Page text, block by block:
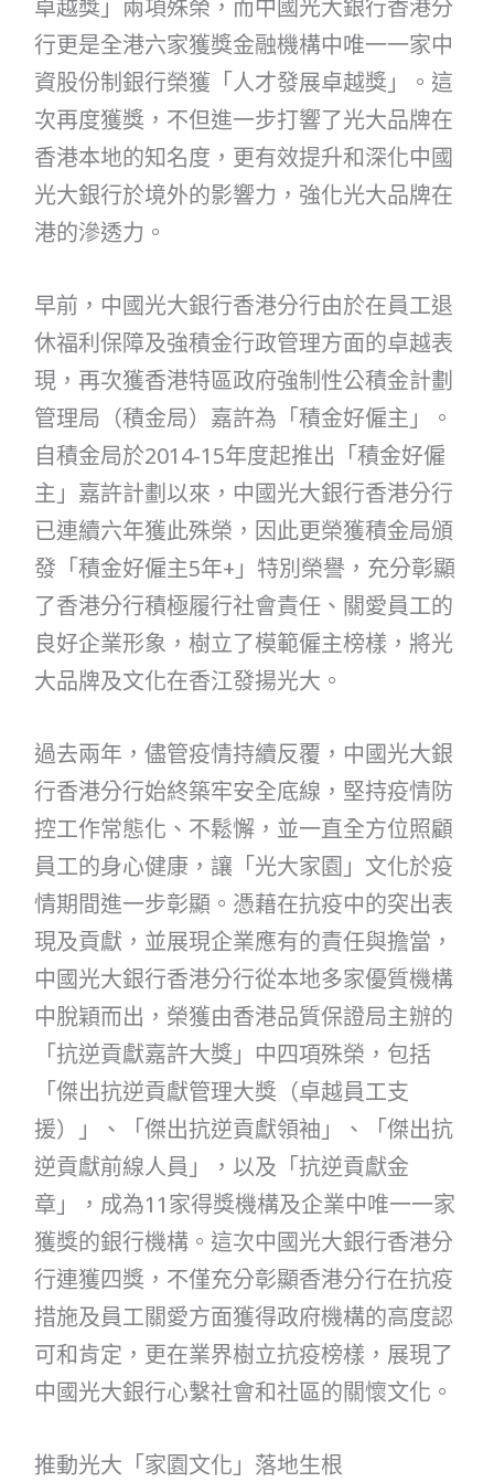
卓越獎」兩項殊榮，而中國光大銀行香港分
行更是全港六家獲獎金融機構中唯一一家中
資股份制銀行榮獲「人才發展卓越獎」。這
次再度獲獎，不但進一步打響了光大品牌在
香港本地的知名度，更有效提升和深化中國
光大銀行於境外的影響力，強化光大品牌在
港的滲透力。
早前，中國光大銀行香港分行由於在員工退
休福利保障及強積金行政管理方面的卓越表
現，再次獲香港特區政府強制性公積金計劃
管理局（積金局）嘉許為「積金好僱主」。
自積金局於2014-15年度起推出「積金好僱
主」嘉許計劃以來，中國光大銀行香港分行
已連續六年獲此殊榮，因此更榮獲積金局頒
發「積金好僱主5年+」特別榮譽，充分彰顯
了香港分行積極履行社會責任、關愛員工的
良好企業形象，樹立了模範僱主榜樣，將光
大品牌及文化在香江發揚光大。
過去兩年，儘管疫情持續反覆，中國光大銀
行香港分行始終築牢安全底線，堅持疫情防
控工作常態化、不鬆懈，並一直全方位照顧
員工的身心健康，讓「光大家園」文化於疫
情期間進一步彰顯。憑藉在抗疫中的突出表
現及貢獻，並展現企業應有的責任與擔當，
中國光大銀行香港分行從本地多家優質機構
中脫穎而出，榮獲由香港品質保證局主辦的
「抗逆貢獻嘉許大獎」中四項殊榮，包括
「傑出抗逆貢獻管理大獎（卓越員工支
援）」、「傑出抗逆貢獻領袖」、「傑出抗
逆貢獻前線人員」，以及「抗逆貢獻金
章」，成為11家得獎機構及企業中唯一一家
獲獎的銀行機構。這次中國光大銀行香港分
行連獲四獎，不僅充分彰顯香港分行在抗疫
措施及員工關愛方面獲得政府機構的高度認
可和肯定，更在業界樹立抗疫榜樣，展現了
中國光大銀行心繫社會和社區的關懷文化。
推動光大「家園文化」落地生根